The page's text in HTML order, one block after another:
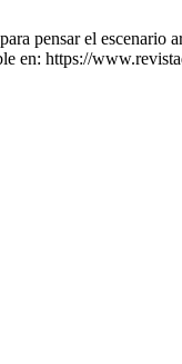
pensar el
en: https://